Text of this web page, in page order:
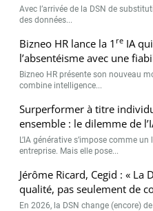
Avec l’arrivée de la DSN de
des données...
Bizneo HR lance la 1 re IA
l’absentéisme avec une
Bizneo HR présente son nouveau
combine intelligence...
Surperformer à titre
ensemble : le dilemme de
L’IA générative s’impose comme
entreprise. Mais elle pose...
Jérôme Ricard, Cegid : « La
qualité, pas seulement de
En 2026, la DSN change (encore)